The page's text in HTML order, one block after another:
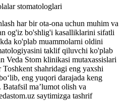
har bir ota-ona uchun muhim va
og'iz bo'shlig'i kasalliklarini sifatli
ko'plab muammolarni oldini
taklif qiluvchi ko'plab
Veda Stom klinikasi mutaxassislari
shahridagi eng yaxshi
eng yuqori darajada keng
maʼlumot olish va
saytimizga tashrif